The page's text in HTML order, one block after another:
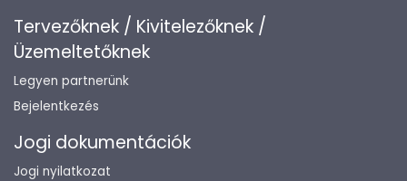
Tervezőknek / Kivitelezőknek /
Üzemeltetőknek
Legyen partnerünk
Bejelentkezés
Jogi dokumentációk
Jogi nyilatkozat